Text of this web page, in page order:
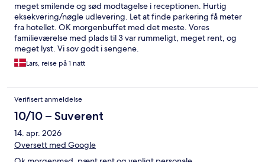
meget smilende og sød modtagelse i receptionen. Hurtig
eksekvering/nøgle udlevering. Let at finde parkering få meter
fra hotellet. OK morgenbuffet med det meste. Vores
familieværelse med plads til 3 var rummeligt, meget rent, og
meget lyst. Vi sov godt i sengene.
Lars, reise på 1 natt
Verifisert anmeldelse
10/10 – Suverent
14. apr. 2026
Oversett med Google